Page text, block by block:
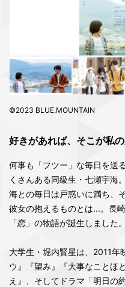
©2023 BLUE.MOUNTAIN
好きがあれば、そこが私
何事も「フツー」な毎日を送
くさんある同級生・七瀬宇海
海との毎日は戸惑いに満ち、
彼女の抱えるものとは...。長
「恋」の物語が誕生しました。
大学生・堀内賢星は、2011年
ウ』『望み』『大事なことほ
え』、そしてドラマ「明日の